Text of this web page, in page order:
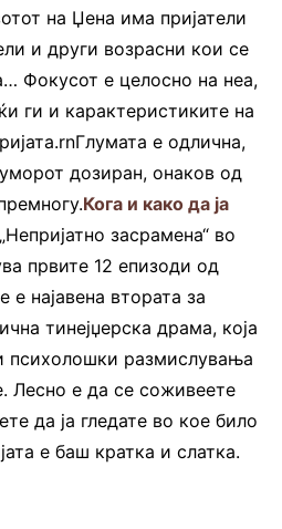
на Џена има пријатели
и други возрасни кои се
Фокусот е целосно на неа,
ги и карактеристиките на
е одлична,
дозиран, онаков од
Кога и како да ја
засрамена“ во
првите 12 епизоди од
е најавена втората за
тинејџерска драма, која
психолошки размислувања
Лесно е да се соживеете
да ја гледате во кое било
е баш кратка и слатка.